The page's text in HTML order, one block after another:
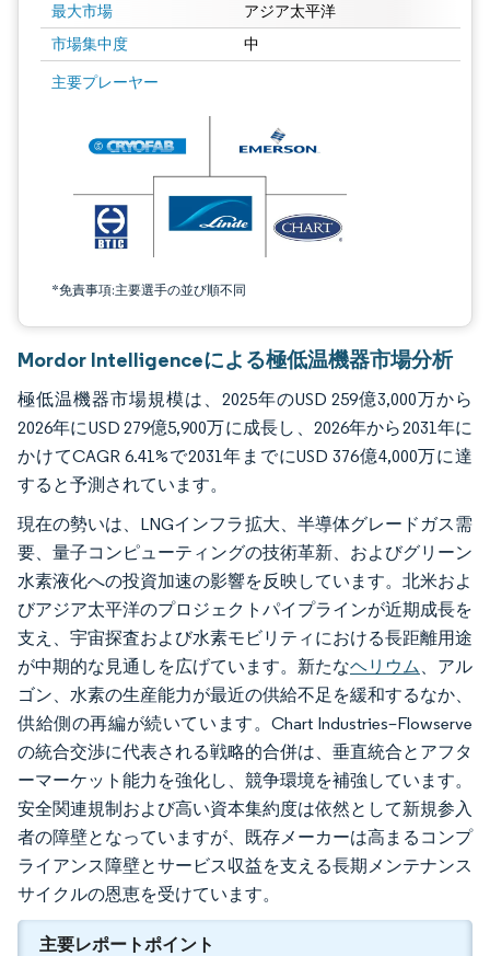
最大市場 アジア太平洋
市場集中度 中
主要プレーヤー
*免責事項:主要選手の並び順不同
画像 © Mordor Intelligence。再利用にはCC BY 4.0の表示が必要です。
Mordor Intelligenceによる極低温機器市場分析
極低温機器市場規模は、2025年のUSD 259億3,000万から
2026年にUSD 279億5,900万に成長し、2026年から2031年に
かけてCAGR 6.41%で2031年までにUSD 376億4,000万に達
すると予測されています。
現在の勢いは、LNGインフラ拡大、半導体グレードガス需
要、量子コンピューティングの技術革新、およびグリーン
水素液化への投資加速の影響を反映しています。北米およ
びアジア太平洋のプロジェクトパイプラインが近期成長を
支え、宇宙探査および水素モビリティにおける長距離用途
が中期的な見通しを広げています。新たなヘリウム、アル
ゴン、水素の生産能力が最近の供給不足を緩和するなか、
供給側の再編が続いています。Chart Industries–Flowserve
の統合交渉に代表される戦略的合併は、垂直統合とアフタ
ーマーケット能力を強化し、競争環境を補強しています。
安全関連規制および高い資本集約度は依然として新規参入
者の障壁となっていますが、既存メーカーは高まるコンプ
ライアンス障壁とサービス収益を支える長期メンテナンス
サイクルの恩恵を受けています。
主要レポートポイント